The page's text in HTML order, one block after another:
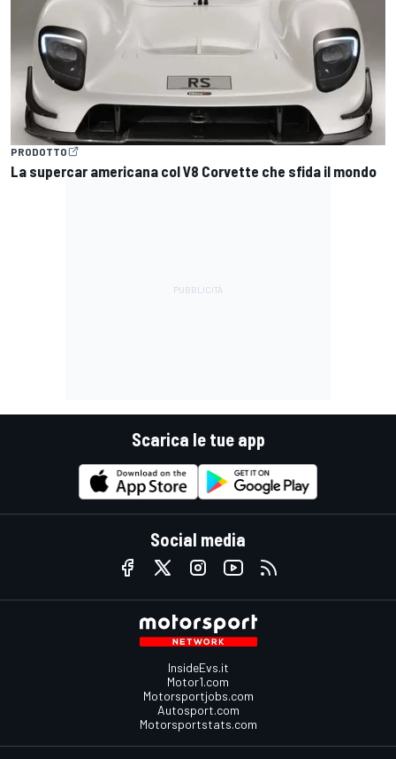
PRODOTTO
La supercar americana col V8 Corvette che sfida il mondo
Scarica le tue app
Social media
InsideEvs.it
Motor1.com
Motorsportjobs.com
Autosport.com
Motorsportstats.com